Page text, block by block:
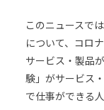
このニュースで
について、コロ
サービス・製品
験」がサービス
で仕事ができる